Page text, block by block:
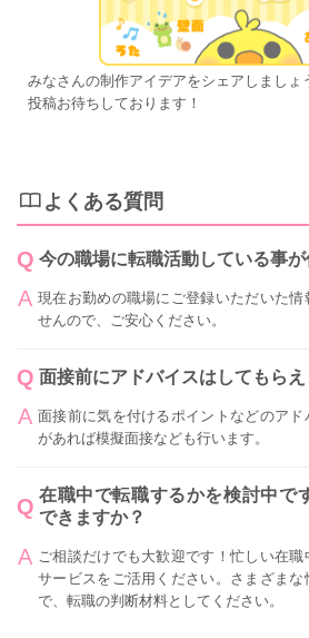
みなさんの制作アイデアをシェアしましょ
投稿お待ちしております！
よくある質問
今の職場に転職活動している事
現在お勤めの職場にご登録いただいた情
せんので、ご安心ください。
面接前にアドバイスはしてもらえ
面接前に気を付けるポイントなどのア
があれば模擬面接なども行います。
在職中で転職するかを検討中で
できますか？
ご相談だけでも大歓迎です！忙しい在
サービスをご活用ください。さまざま
で、転職の判断材料としてください。